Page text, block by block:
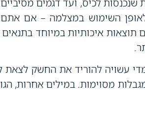
השימוש במצלמה – אם אתם
איכותיות במיוחד
עשויה להוריד את החשק לצאת
מסוימות. במילים אחרות,